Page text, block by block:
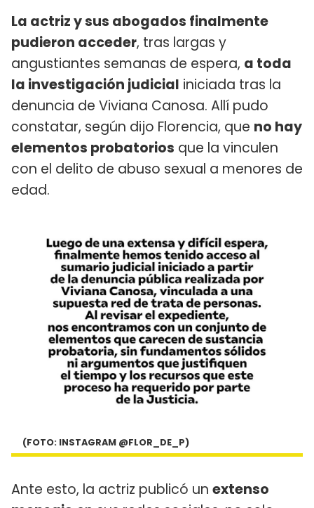
La actriz y sus abogados finalmente
pudieron acceder, tras largas y
angustiantes semanas de espera, a toda
la investigación judicial iniciada tras la
denuncia de Viviana Canosa. Allí pudo
constatar, según dijo Florencia, que no hay
elementos probatorios que la vinculen
con el delito de abuso sexual a menores de
edad.
(FOTO: INSTAGRAM @FLOR_DE_P)
Ante esto, la actriz publicó un extenso